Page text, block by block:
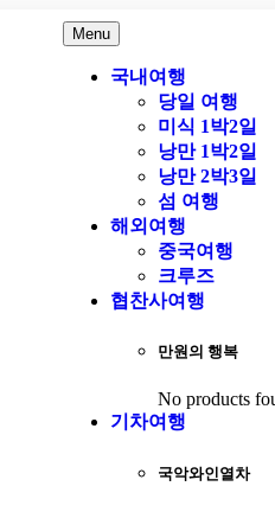
Menu
국내여행
당일 여행
미식 1박2일
낭만 1박2일
낭만 2박3일
섬 여행
해외여행
중국여행
크루즈
협찬사여행
만원의 행복
No products
기차여행
국악와인열차